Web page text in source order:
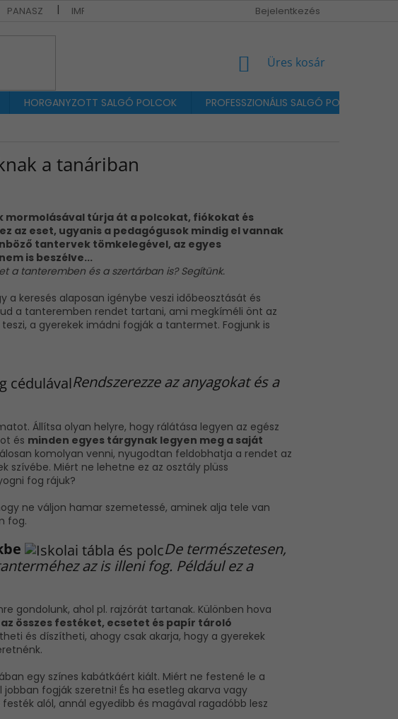
PANASZ IMPRESSZUM / KAPCSOLAT Bejelentkezés
KOSÁR
Üres kosár
HORGANYZOTT SALGÓ POLCOK
PROFESSZIONÁLIS SALGÓ POLCOK
a tanáriban
mormolásával túrja át a polcokat, fiókokat és
az eset, ugyanis a pedagógusok mindigel vannak
tantervek tömkelegével, az egyes
is beszélve...
a tanteremben és a szertárban is? Segítünk.
keresés alaposan igénybe veszi időbeosztását és
a tanteremben rendet tartani, ami megkíméli önt az
a gyerekek imádni fogják a tantermet. Fogjunk is
Rendszerezze az anyagokat és a
Állítsa olyan helyre, hogy rálátása legyen az egész
és minden egyes tárgynak legyen meg a saját
komolyan venni, nyugodtan feldobhatja a rendet az
szívébe. Miért ne lehetne ez az osztály plüss
fog rájuk?
ne váljon hamar szemetessé, aminek alja tele van
fog.
De természetesen,
az is illeni fog. Például ez a
gondolunk, ahol pl. rajzórát tartanak. Különben hova
összes festéket, ecsetet és papír tároló
és díszítheti, ahogy csak akarja, hogy a gyerekek
egy színes kabátkáért kiált. Miért ne festené le a
jobban fogják szeretni! És ha esetleg akarva vagy
alól, annál egyedibb és magával ragadóbb lesz